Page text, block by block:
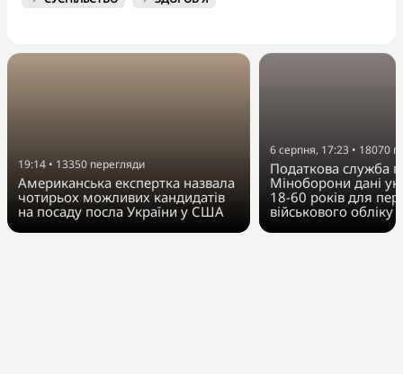
19:14 • 13350 перегляди
Американська експертка назвала
чотирьох можливих кандидатів
на посаду посла України у США
6 серпня, 17:23 • 18070
Податкова служба
Міноборони дані
18-60 років для
військового обліку